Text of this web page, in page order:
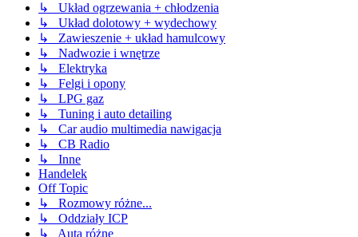
↳ Układ ogrzewania + chłodzenia
↳ Układ dolotowy + wydechowy
↳ Zawieszenie + układ hamulcowy
↳ Nadwozie i wnętrze
↳ Elektryka
↳ Felgi i opony
↳ LPG gaz
↳ Tuning i auto detailing
↳ Car audio multimedia nawigacja
↳ CB Radio
↳ Inne
Handelek
Off Topic
↳ Rozmowy różne...
↳ Oddziały ICP
↳ Auta różne